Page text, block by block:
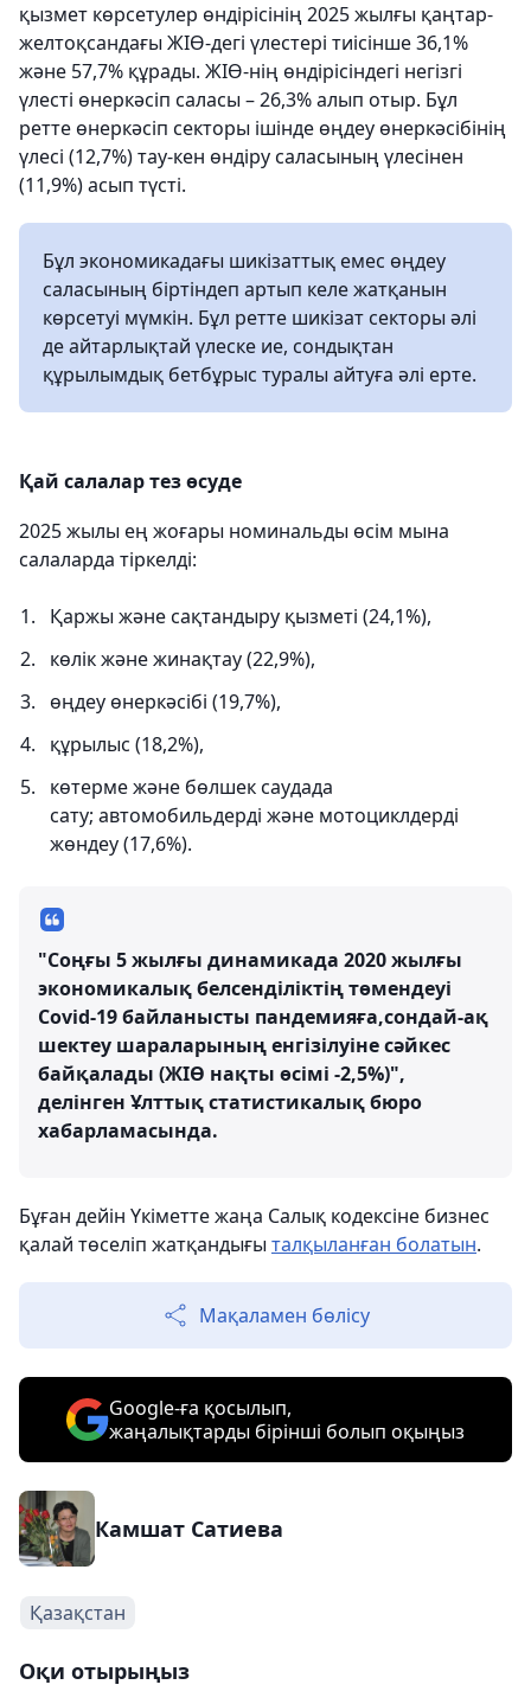
қызмет көрсетулер өндірісінің 2025 жылғы қаңтар-
желтоқсандағы ЖІӨ-дегі үлестері тиісінше 36,1%
және 57,7% құрады. ЖІӨ-нің өндірісіндегі негізгі
үлесті өнеркәсіп саласы – 26,3% алып отыр. Бұл
ретте өнеркәсіп секторы ішінде өңдеу өнеркәсібінің
үлесі (12,7%) тау-кен өндіру саласының үлесінен
(11,9%) асып түсті.
Бұл экономикадағы шикізаттық емес өңдеу
саласының біртіндеп артып келе жатқанын
көрсетуі мүмкін. Бұл ретте шикізат секторы әлі
де айтарлықтай үлеске ие, сондықтан
құрылымдық бетбұрыс туралы айтуға әлі ерте.
Қай салалар тез өсуде
2025 жылы ең жоғары номинальды өсім мына
салаларда тіркелді:
Қаржы және сақтандыру қызметі (24,1%),
көлік және жинақтау (22,9%),
өңдеу өнеркәсібі (19,7%),
құрылыс (18,2%),
көтерме және бөлшек саудада
сату; автомобильдерді және мотоциклдерді
жөндеу (17,6%).
"Соңғы 5 жылғы динамикада 2020 жылғы
экономикалық белсенділіктің төмендеуі
Covid-19 байланысты пандемияға,сондай-ақ
шектеу шараларының енгізілуіне сәйкес
байқалады (ЖІӨ нақты өсімі -2,5%)",
делінген Ұлттық статистикалық бюро
хабарламасында.
Бұған дейін Үкіметте жаңа Салық кодексіне бизнес
қалай төселіп жатқандығы талқыланған болатын.
Мақаламен бөлісу
Google-ға қосылып,
жаңалықтарды бірінші болып оқыңыз
Камшат Сатиева
Қазақстан
Оқи отырыңыз